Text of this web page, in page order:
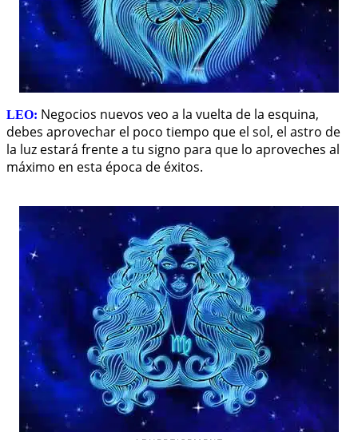
LEO: Negocios nuevos veo a la vuelta de la esquina,
debes aprovechar el poco tiempo que el sol, el astro de
la luz estará frente a tu signo para que lo aproveches al
máximo en esta época de éxitos.